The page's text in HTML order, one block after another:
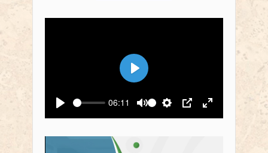
Воспроизвести
06:11
Выключить звук
Настройки
PIP На весь
Воспроизвести